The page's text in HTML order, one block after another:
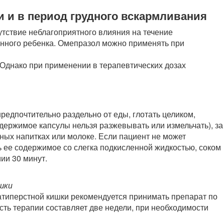
в период грудного вскармливания
неблагоприятного влияния на течение
ребенка. Омепразол можно применять при
при применении в терапевтических дозах
раздельно от еды, глотать целиком,
капсулы нельзя разжевывать или измельчать), за
напитках или молоке. Если пациент не может
содержимое со слегка подкисленной жидкостью, соком
30 минут.
кишки рекомендуется принимать препарат по
терапии составляет две недели, при необходимости